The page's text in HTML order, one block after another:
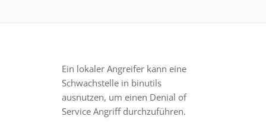
Ein lokaler Angreifer kann eine
Schwachstelle in binutils
ausnutzen, um einen Denial of
Service Angriff durchzuführen.